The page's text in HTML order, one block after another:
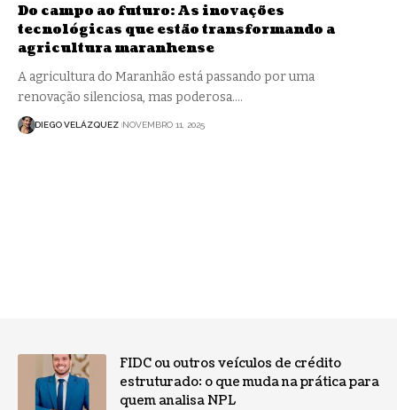
Do campo ao futuro: As inovações
tecnológicas que estão transformando a
agricultura maranhense
A agricultura do Maranhão está passando por uma
renovação silenciosa, mas poderosa.…
DIEGO VELÁZQUEZ NOVEMBRO 11, 2025
FIDC ou outros veículos de crédito
estruturado: o que muda na prática para
quem analisa NPL